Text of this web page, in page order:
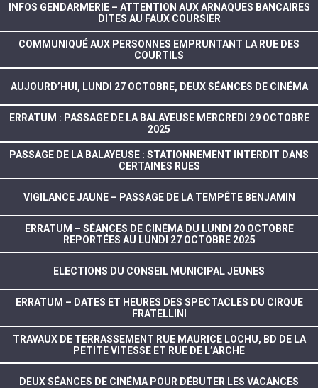
INFOS GENDARMERIE – ATTENTION AUX ARNAQUES BANCAIRES
DITES AU FAUX COURSIER
COMMUNIQUÉ AUX PERSONNES EMPRUNTANT LA RUE DES
COURTILS
AUJOURD’HUI, LUNDI 27 OCTOBRE, DEUX SÉANCES DE CINÉMA
ERRATUM : PASSAGE DE LA BALAYEUSE MERCREDI 29 OCTOBRE
2025
PASSAGE DE LA BALAYEUSE : STATIONNEMENT INTERDIT DANS
CERTAINES RUES
VIGILANCE JAUNE – PASSAGE DE LA TEMPÊTE BENJAMIN
ERRATUM – SÉANCES DE CINÉMA DU LUNDI 20 OCTOBRE
REPORTÉES AU LUNDI 27 OCTOBRE 2025
ELECTIONS DU CONSEIL MUNICIPAL JEUNES
ERRATUM – DATES ET HEURES DES SPECTACLES DU CIRQUE
FRATELLINI
TRAVAUX DE TERRASSEMENT RUE MAURICE LOCHU, BD DE LA
PETITE VITESSE ET RUE DE L’ARCHE
DEUX SÉANCES DE CINÉMA POUR DÉBUTER LES VACANCES